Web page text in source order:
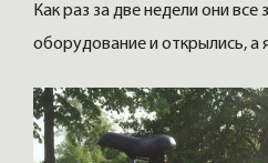
Как раз за две недели они все
оборудование и открылись, а